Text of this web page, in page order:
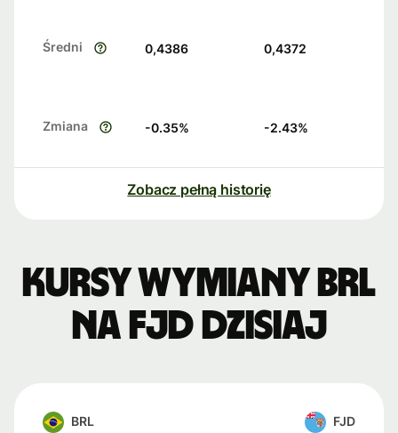
Średni 0,4386 0,4372
Zmiana -0.35% -2.43%
Zobacz pełną historię
Kursy wymiany BRL
na FJD dzisiaj
BRL FJD